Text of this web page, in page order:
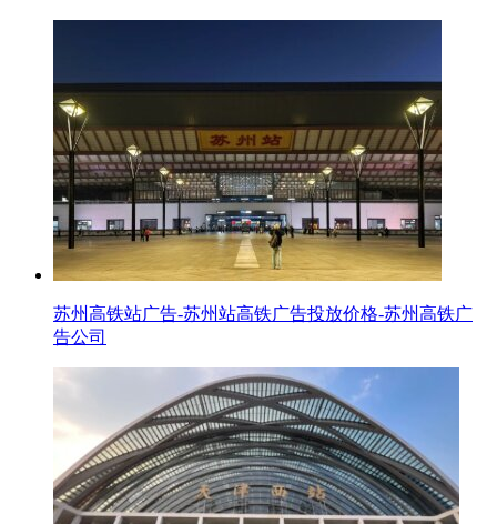
苏州高铁站广告-苏州站高铁广告投放价格-苏州高铁广
告公司